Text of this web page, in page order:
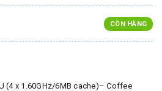
CÒN HÀNG
(4 x 1.60GHz/6MB cache)– Coffee